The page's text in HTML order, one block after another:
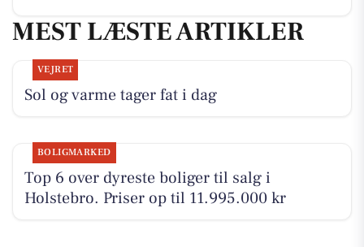
MEST LÆSTE ARTIKLER
VEJRET
Sol og varme tager fat i dag
BOLIGMARKED
Top 6 over dyreste boliger til salg i
Holstebro. Priser op til 11.995.000 kr